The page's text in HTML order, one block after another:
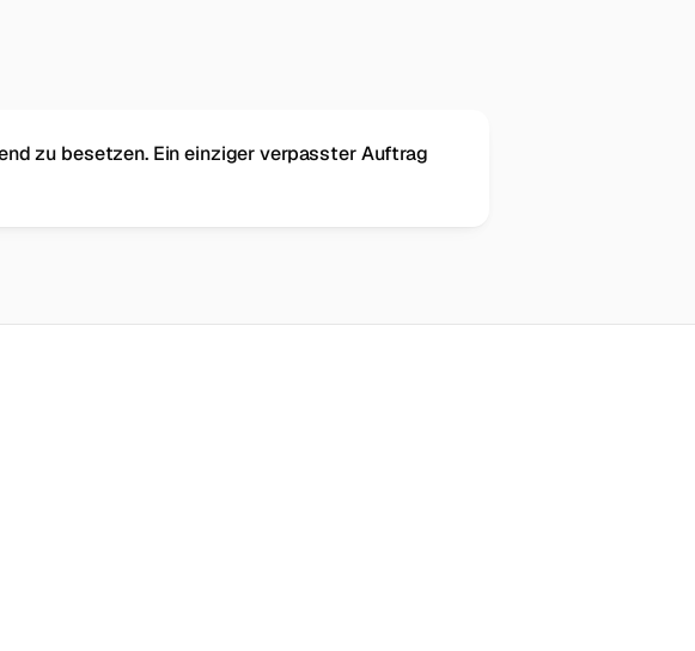
zu besetzen. Ein einziger verpasster Auftrag